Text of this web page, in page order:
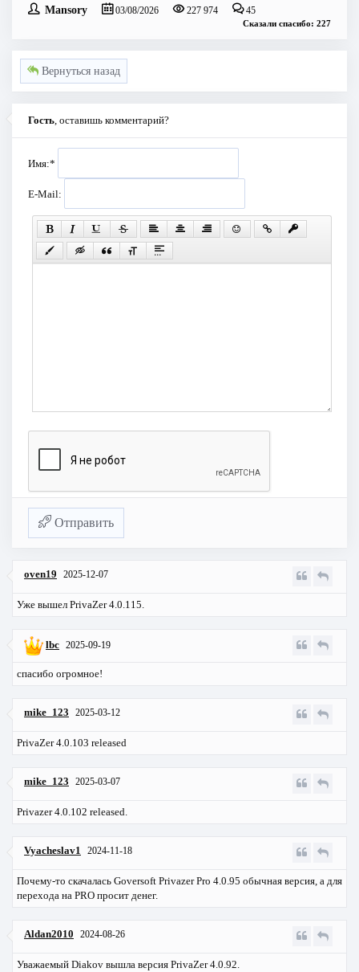
Mansory 03/08/2026 227 974 45
Сказали спасибо: 227
Вернуться назад
Гость, оставишь комментарий?
Имя:*
E-Mail:
Отправить
oven19 2025-12-07
Уже вышел PrivaZer 4.0.115.
lbc 2025-09-19
спасибо огромное!
mike_123 2025-03-12
PrivaZer 4.0.103 released
mike_123 2025-03-07
Privazer 4.0.102 released.
Vyacheslav1 2024-11-18
Почему-то скачалась Goversoft Privazer Pro 4.0.95 обычная версия, а для
перехода на PRO просит денег.
Aldan2010 2024-08-26
Уважаемый Diakov вышла версия PrivaZer 4.0.92.